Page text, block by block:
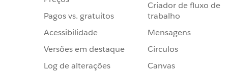
Pagos vs. gratuitos
Acessibilidade
Versões em destaque
Log de alterações
Criador de fluxo de
trabalho
Mensagens
Círculos
Canvas